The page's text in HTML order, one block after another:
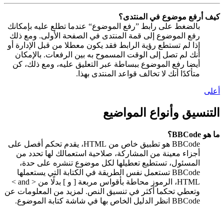
كيف أرفع موضوع في المنتدى؟
بالضغط على رابط ”رفع الموضوع“ عندما تطلع عليه بإمكانك
رفع الموضوع إلى قمة المنتدى في الصفحة الأولى. ومع ذلك
إذا لم تستطع رؤية الرابط فقد يكون معطلا من قبل الإدارة أو
أنك لم تصل إلى الوقت المسموح به بين الرفعات. بالإمكان
أيضا رفع الموضوع ببساطة عبر التعليق عليه، ومع ذلك، كن
متأكدًا أنك لا تخالف قواعد المنتدى بهذا.
أعلى
التنسيق وأنواع المواضيع
ما هو BBCode؟
BBCode هو تطبيق خاص من HTML، يقدم تحكم أفصل على
أجزاء معينة من المشاركة، صلاحية استعمالك لها تحدد من
المسئول، تستطيع تعطيلها لكل موضوع تنشره على حدة،
BBCode تستعمل نفس الطريقة في الكتابة التي يستعملها
HTML، الرموز محاطة بأقواس مربعة [ و ] بدلًا من < and >
وتعطي تحكما أكثر في تنسيق النص. لمزيد من المعلومات عن
BBCode انظر الدليل الخاص بها في شاشة كتابة الموضوع.